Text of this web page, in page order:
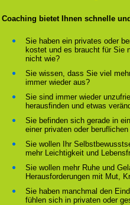
Coaching bietet Ihnen schnelle
Sie haben ein privates oder
kostet und es braucht für Sie
nicht wie?
Sie wissen, dass Sie viel
immer wieder aus?
Sie sind immer wieder
herausfinden und etwas
Sie befinden sich gerade in
einer privaten oder
Sie wollen Ihr
mehr Leichtigkeit und
Sie wollen mehr Ruhe und
Herausforderungen mit Mut,
Sie haben manchmal den
fühlen sich in privaten oder